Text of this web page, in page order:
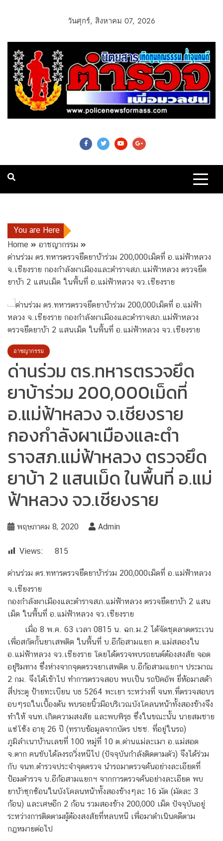
วันศุกร์, สิงหาคม 07, 2026
Police News For
Mass
You are Here
Home
อาชญากรรม
ด่านร่วม ตร.ทหารตรวจยึดยาบ้าร่วม 200,000เม็ดที่ อ.แม่ฟ้าหลวง
จ.เชียงราย กองกำลังผาเมืองและตำราจสภ.แม่ฟ้าหลวง ตรวจยึด
ยาบ้า 2 แสนเม็ด ในพื้นที่ อ.แม่ฟ้าหลวง จว.เชียงราย
อาชญากรรม
ด่านร่วม ตร.ทหารตรวจยึด
ยาบ้าร่วม 200,000เม็ดที่
อ.แม่ฟ้าหลวง จ.เชียงราย
กองกำลังผาเมืองและตำ
ราจสภ.แม่ฟ้าหลวง ตรวจยึด
ยาบ้า 2 แสนเม็ด ในพื้นที่ อ.แม่
ฟ้าหลวง จว.เชียงราย
พฤษภาคม 8, 2020 Admin
Views: 815
ด่านร่วม ตร.ทหารตรวจยึดยาบ้าร่วม 200,000เม็ดที่ อ.แม่ฟ้าหลวง
จ.เชียงราย
กองกำลังผาเมืองและตำราจสภ.แม่ฟ้าหลวง ตรวจยึดยาบ้า 2 แสน
เม็ด ในพื้นที่ อ.แม่ฟ้าหลวง จว.เชียงราย
เมื่อ 8 พ.ค. 63 เวลา 0815 น. ฉก.ม.2 ได้จัดชุดลาดตระเวน
เพื่อสกัดกั้นยาเสพติด ในพื้นที่ บ.อีก้อสามแยก ต.แม่สลองใน
อ.แม่ฟ้าหลวง จว.เชียงราย โดยได้ตรวจพบรถยนต์ต้องสงสัย จอด
อยู่ริมทาง ซึ่งห่างจากจุดตรวจยาเสพติด บ.อีก้อสามแยกฯ ประมาณ
2 กม. จึงได้เข้าไป ทำการตรวจสอบ พบเป็น รถปิคอัพ ยี่ห้อมาสด้า
สี่ประตู ป้ายทะเบียน บธ 5264 พะเยา ระหว่างที่ จนท.ที่ตรวจสอบร
อบๆรถในเบื้องต้น พบรอยนิ้วมือบริเวณบังโคลนหน้าทั้งสองข้างจึง
ทำให้ จนท.เกิดความสงสัย และพบพิรุธ ซึ่งในขณะนั้น นายสมชาย
แซ่โซ้ง อายุ 26 ปี (ทราบข้อมูลจากบัตร ปชช. ที่อยู่ในรถ)
ภูมิลำเนาบ้านเลขที่ 100 หมู่ที่ 10 ต.ด่านแม่ละเมา อ.แม่สอด
จ.ตาก คนขับได้ลงรถวิ่งหนีไป (ปัจจุบันกำลังติดตามตัว) จึงได้ร่วม
กับ จนท.ตำรวจประจำจุดตรวจ นำรถมาตรวจค้นอย่างละเอียดที่
ป้อมตำรวจ บ.อีก้อสามแยกฯ จากการตรวจค้นอย่างละเอียด พบ
ยาบ้าซุกซ้อนในบังโคลนหน้าทั้งสองข้างๆละ 16 มัด (มัดละ 3
ก้อน) และเศษอีก 2 ก้อน รวมสองข้าง 200,000 เม็ด ปัจจุบันอยู่
ระหว่างการติดตามผู้ต้องสงสัยที่หลบหนี เพื่อมาดำเนินคดีตาม
กฎหมายต่อไป